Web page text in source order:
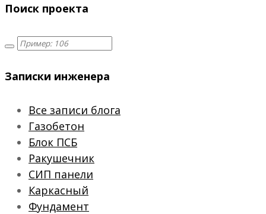
Поиск проекта
Записки инженера
Все записи блога
Газобетон
Блок ПСБ
Ракушечник
СИП панели
Каркасный
Фундамент